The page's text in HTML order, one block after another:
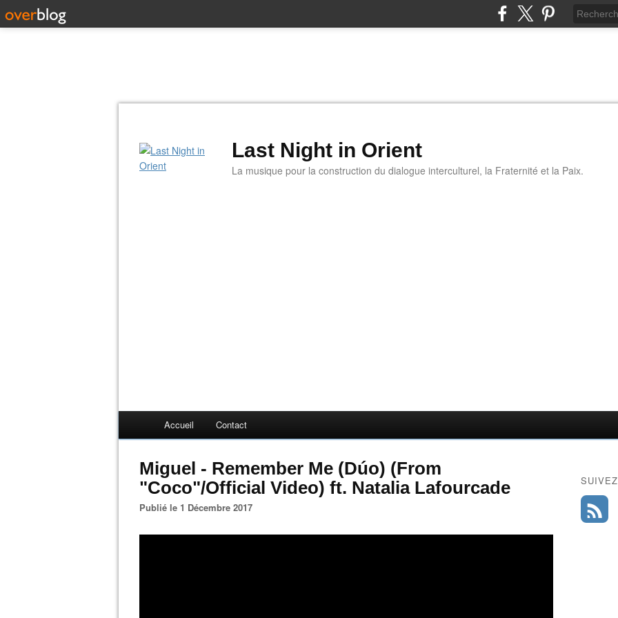
Last Night in Orient
La musique pour la construction du dialogue interculturel, la Fraternité et la Paix.
Accueil Contact
Miguel - Remember Me (Dúo) (From
"Coco"/Official Video) ft. Natalia Lafourcade
Publié le 1 Décembre 2017